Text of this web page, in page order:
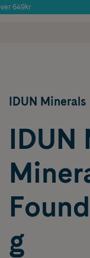
649kr
IDUN Minerals
IDUN
g